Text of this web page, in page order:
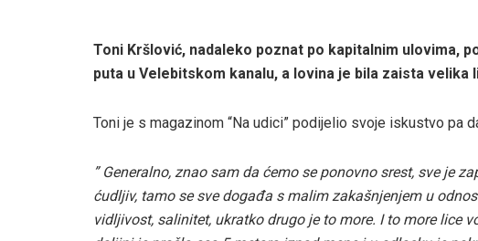
Toni Kršlović, nadaleko poznat po kapitalnim ulovima,
puta u Velebitskom kanalu, a lovina je bila zaista velika
Toni je s magazinom “Na udici” podijelio svoje iskustvo pa
” Generalno, znao sam da ćemo se ponovno srest, sve je
ćudljiv, tamo se sve događa s malim zakašnjenjem u
vidljivost, salinitet, ukratko drugo je to more. I to more lice